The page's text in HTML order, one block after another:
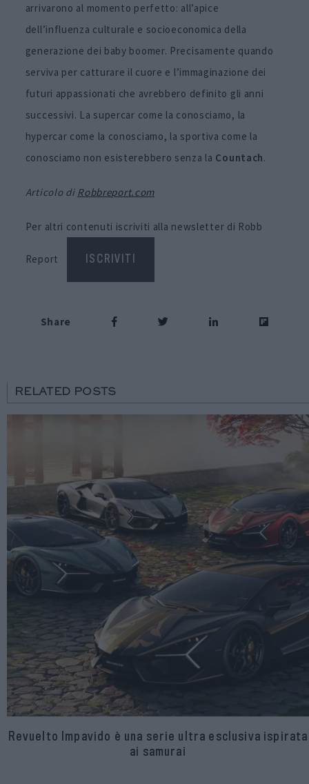
arrivarono al momento perfetto: all’apice
dell’influenza culturale e socioeconomica della
generazione dei baby boomer. Precisamente quando
serviva per catturare il cuore e l’immaginazione dei
futuri appassionati che avrebbero definito gli anni
successivi. La supercar come la conosciamo, la
hypercar come la conosciamo, la sportiva come la
conosciamo non esisterebbero senza la Countach.
Articolo di Robbreport.com
Per altri contenuti iscriviti alla newsletter di Robb
Report ISCRIVITI
Share
RELATED POSTS
Revuelto Impavido è una serie ultra esclusiva ispirata
ai samurai